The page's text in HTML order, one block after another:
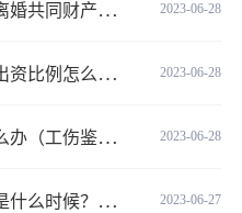
2023-06-28
哪些？_焦点快报
2023-06-28
例怎么填写？
2023-06-28
等级结论不服怎么办）
2023-06-27
发的必要条件是什么？